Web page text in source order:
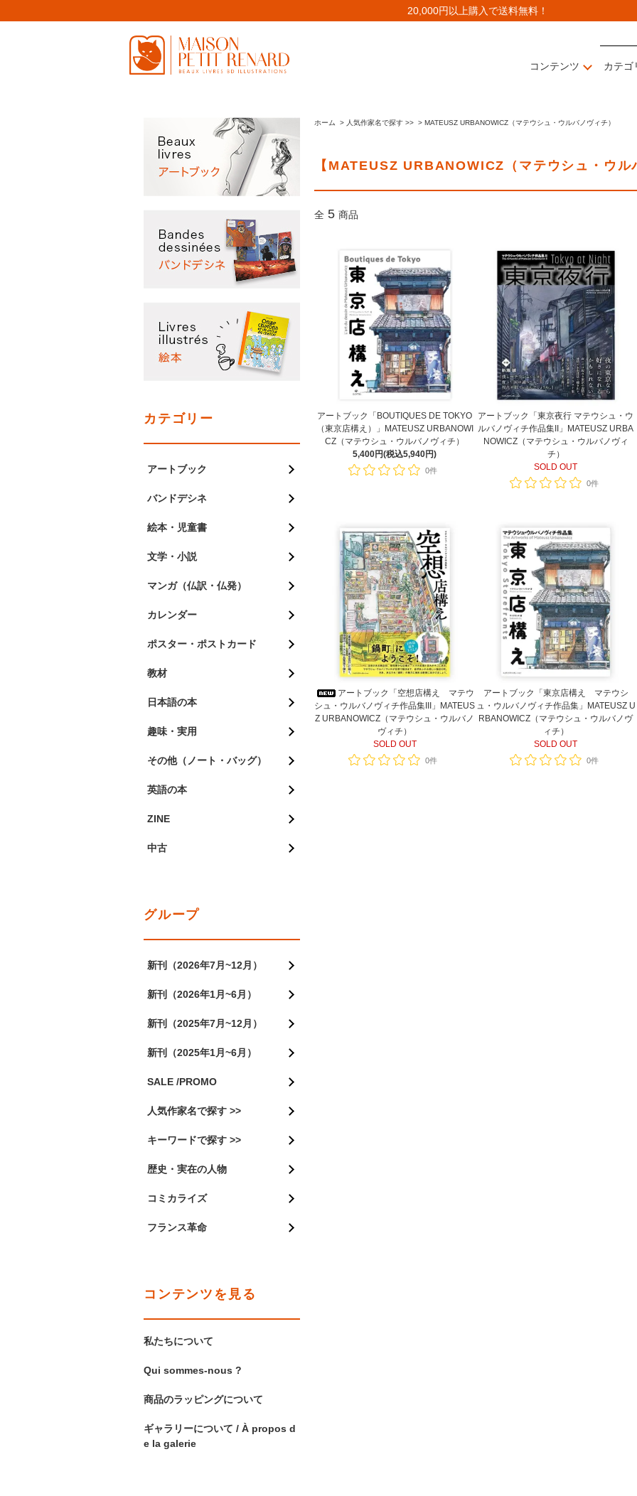
20,000円以上購入で送料無料！
コンテンツ カテゴ
ホーム > 人気作家名で探す >> > MATEUSZ URBANOWICZ（マテウシュ・ウルバノヴィチ）
【MATEUSZ URBANOWICZ（マテウシュ・ウル
全 5 商品
アートブック「BOUTIQUES DE TOKYO
（東京店構え）」MATEUSZ URBANOWI
CZ（マテウシュ・ウルバノヴィチ）
5,400円(税込5,940円)
0件
アートブック「東京夜行 マテウシュ・ウ
ルバノヴィチ作品集II」MATEUSZ URBA
NOWICZ（マテウシュ・ウルバノヴィ
チ）
SOLD OUT
0件
アートブック「空想店構え マテウ
シュ・ウルバノヴィチ作品集III」MATEUS
Z URBANOWICZ（マテウシュ・ウルバノ
ヴィチ）
SOLD OUT
0件
アートブック「東京店構え マテウシ
ュ・ウルバノヴィチ作品集」MATEUSZ U
RBANOWICZ（マテウシュ・ウルバノヴ
ィチ）
SOLD OUT
0件
カテゴリー
アートブック
バンドデシネ
絵本・児童書
文学・小説
マンガ（仏訳・仏発）
カレンダー
ポスター・ポストカード
教材
日本語の本
趣味・実用
その他（ノート・バッグ）
英語の本
ZINE
中古
グループ
新刊（2026年7月~12月）
新刊（2026年1月~6月）
新刊（2025年7月~12月）
新刊（2025年1月~6月）
SALE /PROMO
人気作家名で探す >>
キーワードで探す >>
歴史・実在の人物
コミカライズ
フランス革命
コンテンツを見る
私たちについて
Qui sommes-nous ?
商品のラッピングについて
ギャラリーについて / À propos d
e la galerie